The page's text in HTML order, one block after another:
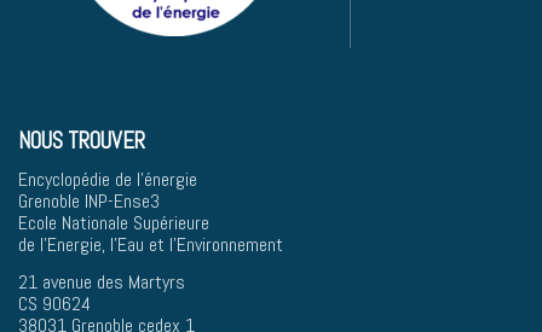
NOUS TROUVER
Encyclopédie de l'énergie
Grenoble INP-Ense3
Ecole Nationale Supérieure
de l'Energie, l'Eau et l'Environnement
21 avenue des Martyrs
CS 90624
38031 Grenoble cedex 1